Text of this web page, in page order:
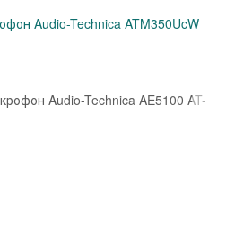
Audio-Technica ATM350UcW